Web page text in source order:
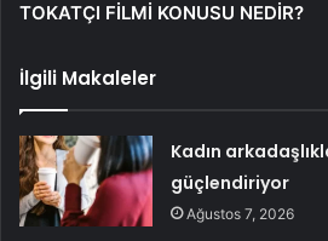
TOKATÇI FİLMİ KONUSU NEDİR?
İlgili Makaleler
Kadın
güçlendiriyor
Ağustos 7, 2026